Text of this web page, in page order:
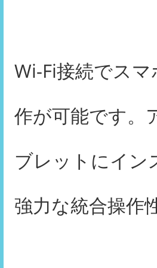
Wi-Fi接続でス
作が可能です。
ブレットにイン
強力な統合操作